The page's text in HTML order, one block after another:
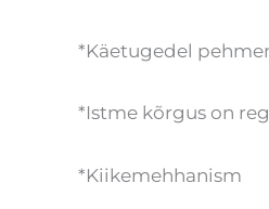
*Käetugedel
*Istme kõrgus on
*Kiikemehhanism